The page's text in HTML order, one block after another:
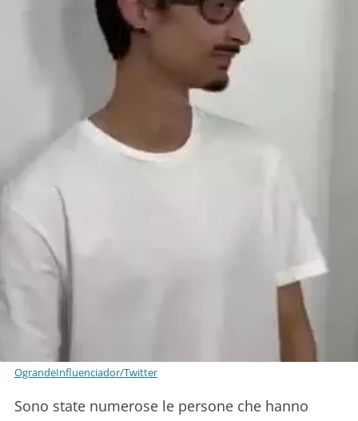
OgrandeInfluenciador/Twitter
Sono state numerose le persone che hanno